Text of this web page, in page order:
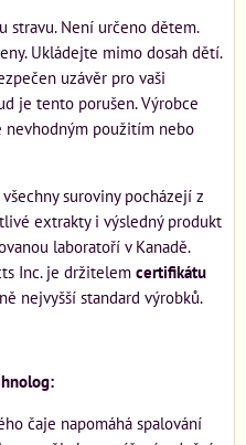
stravu. Není určeno dětem.
Ukládejte mimo dosah dětí.
uzávěr pro vaši
je tento porušen. Výrobce
nevhodným použitím nebo
všechny suroviny pocházejí z
extrakty i výsledný produkt
laboratoří v Kanadě.
Inc. je držitelem certifikátu
nejvyšší standard výrobků.
čaje napomáhá spalování